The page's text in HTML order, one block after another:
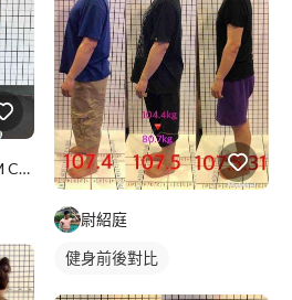
自由教練-Arissa NASM CES證照
尉紹庭
健身前後對比